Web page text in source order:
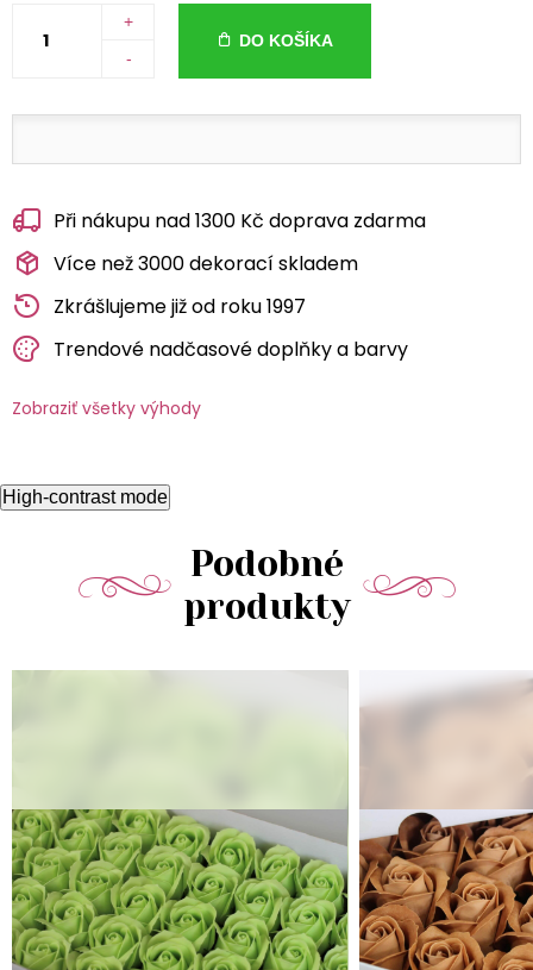
+
-
DO KOŠÍKA
Při nákupu nad 1300 Kč doprava zdarma
Více než 3000 dekorací skladem
Zkrášlujeme již od roku 1997
Trendové nadčasové doplňky a barvy
Zobraziť všetky výhody
High-contrast mode
Podobné
produkty